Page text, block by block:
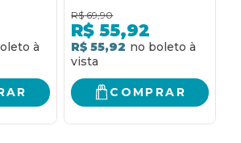
E
R$ 69,90
R$ 55,92
R$ 55,92
COMPRAR